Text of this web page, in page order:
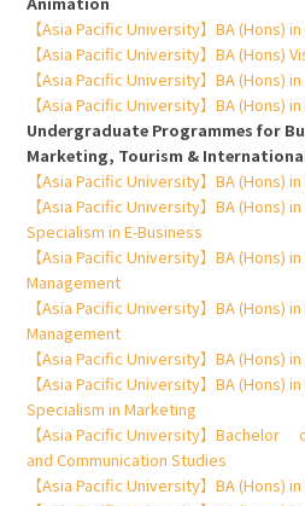
【Asia Pacific University】BA (Hons)
【Asia Pacific University】BA (Hons)
【Asia Pacific University】BA (Hons)
【Asia Pacific University】BA (Hons)
Undergraduate Programmes for
Marketing, Tourism &
【Asia Pacific University】BA (Hons)
【Asia Pacific University】BA (Hons)
Specialism in E-Business
【Asia Pacific University】BA (Hons)
Management
【Asia Pacific University】BA (Hons)
Management
【Asia Pacific University】BA (Hons)
【Asia Pacific University】BA (Hons)
Specialism in Marketing
【Asia Pacific University】Bachelor
and Communication Studies
【Asia Pacific University】BA (Hons)